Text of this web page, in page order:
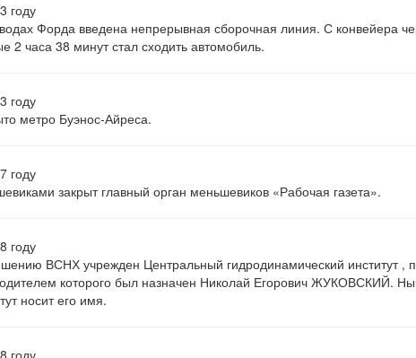
году
Форда введена непрерывная сборочная линия. С конвейера
2 часа 38 минут стал сходить автомобиль.
году
метро Буэнос-Айреса.
году
закрыт главный орган меньшевиков «Рабочая газета».
году
ВСНХ учрежден Центральный гидродинамический институт ,
которого был назначен Николай Егорович ЖУКОВСКИЙ.
носит его имя.
году